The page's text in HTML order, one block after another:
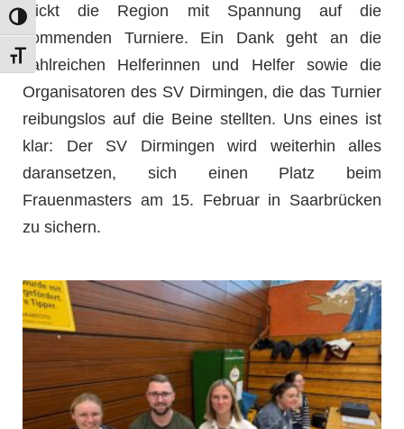
Umschalten auf hohe Kontraste
Schrift vergrößern
blickt die Region mit Spannung auf die
kommenden Turniere. Ein Dank geht an die
zahlreichen Helferinnen und Helfer sowie die
Organisatoren des SV Dirmingen, die das Turnier
reibungslos auf die Beine stellten. Uns eines ist
klar: Der SV Dirmingen wird weiterhin alles
daransetzen, sich einen Platz beim
Frauenmasters am 15. Februar in Saarbrücken
zu sichern.